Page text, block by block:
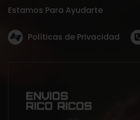
Estamos Para Ayudarte
Políticas de Privacidad